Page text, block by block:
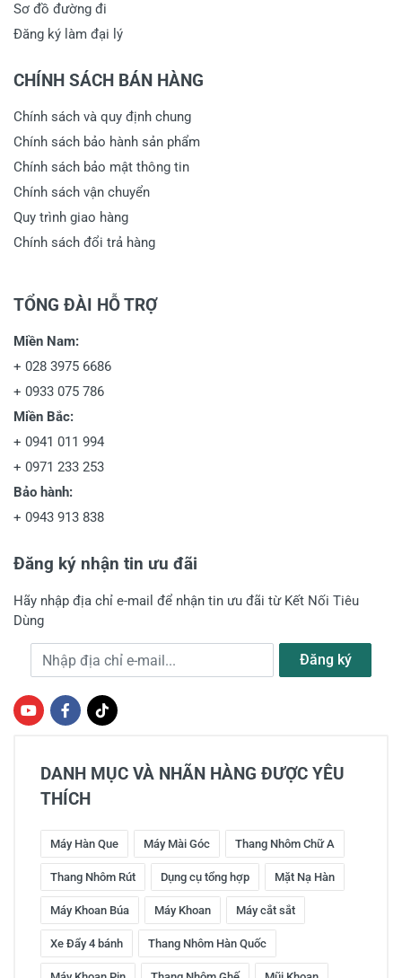
Sơ đồ đường đi
Đăng ký làm đại lý
CHÍNH SÁCH BÁN HÀNG
Chính sách và quy định chung
Chính sách bảo hành sản phẩm
Chính sách bảo mật thông tin
Chính sách vận chuyển
Quy trình giao hàng
Chính sách đổi trả hàng
TỔNG ĐÀI HỖ TRỢ
Miền Nam:
+ 028 3975 6686
+ 0933 075 786
Miền Bắc:
+ 0941 011 994
+ 0971 233 253
Bảo hành:
+ 0943 913 838
Đăng ký nhận tin ưu đãi
Hãy nhập địa chỉ e-mail để nhận tin ưu đãi từ Kết Nối Tiêu
Dùng
Địa chỉ e-mail Đăng ký
DANH MỤC VÀ NHÃN HÀNG ĐƯỢC YÊU
THÍCH
Máy Hàn Que Máy Mài Góc Thang Nhôm Chữ A
Thang Nhôm Rút Dụng cụ tổng hợp Mặt Nạ Hàn
Máy Khoan Búa Máy Khoan Máy cắt sắt
Xe Đẩy 4 bánh Thang Nhôm Hàn Quốc